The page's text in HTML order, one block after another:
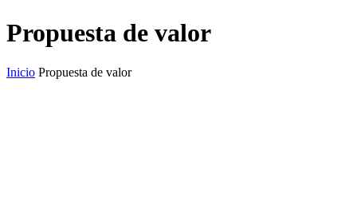
Propuesta de valor
Inicio Propuesta de valor